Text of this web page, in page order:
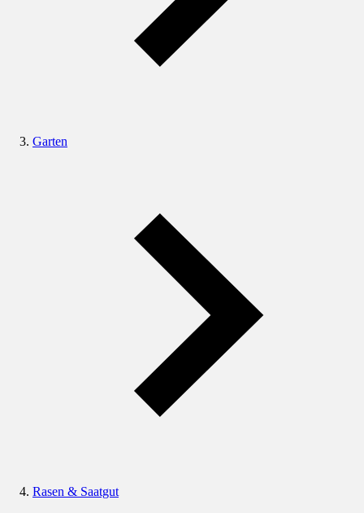
Garten
Rasen & Saatgut